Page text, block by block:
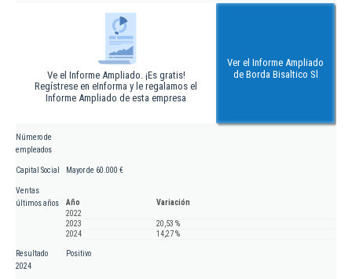
Ve el Informe Ampliado. ¡Es gratis!
Regístrese en eInforma y le regalamos el
Informe Ampliado de esta empresa
Ver el Informe Ampliado
de Borda Bisaltico Sl
Número de
empleados
Capital Social Mayor de 60.000 €
Ventas
últimos años
Año
Variación
2022
2023
20,53 %
2024
14,27 %
Resultado
2024
Positivo